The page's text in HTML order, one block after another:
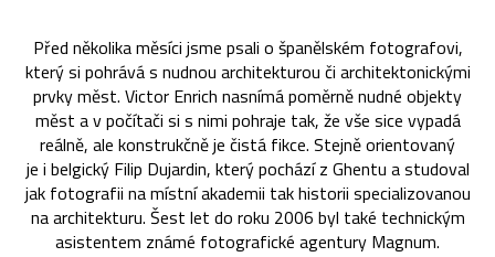
Před několika měsíci jsme psali o španělském fotografovi,
který si pohrává s nudnou architekturou či architektonickými
prvky měst. Victor Enrich nasnímá poměrně nudné objekty
měst a v počítači si s nimi pohraje tak, že vše sice vypadá
reálně, ale konstrukčně je čistá fikce. Stejně orientovaný
je i belgický Filip Dujardin, který pochází z Ghentu a studoval
jak fotografii na místní akademii tak historii specializovanou
na architekturu. Šest let do roku 2006 byl také technickým
asistentem známé fotografické agentury Magnum.